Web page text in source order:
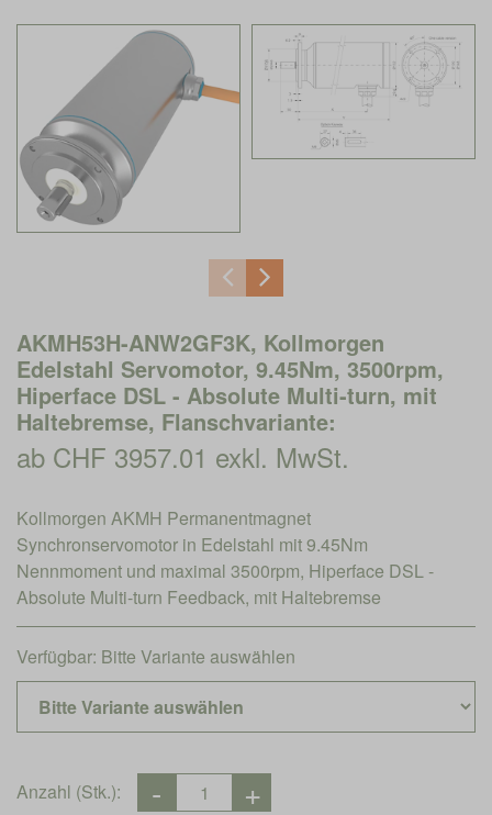
AKMH53H-ANW2GF3K, Kollmorgen
Edelstahl Servomotor, 9.45Nm, 3500rpm,
Hiperface DSL - Absolute Multi-turn, mit
Haltebremse, Flanschvariante:
ab CHF 3957.01 exkl. MwSt.
Kollmorgen AKMH Permanentmagnet
Synchronservomotor in Edelstahl mit 9.45Nm
Nennmoment und maximal 3500rpm, Hiperface DSL -
Absolute Multi-turn Feedback, mit Haltebremse
Verfügbar: Bitte Variante auswählen
Anzahl (Stk.):